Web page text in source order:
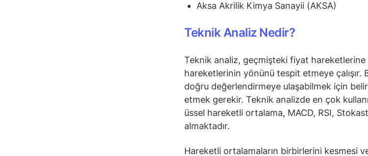
Aksa Akrilik Kimya Sanayii (AKSA)
Teknik Analiz Nedir?
Teknik analiz, geçmişteki fiyat
hareketlerinin yönünü tespit etmeye çalışır.
doğru değerlendirmeye ulaşabilmek için
etmek gerekir. Teknik analizde en çok
üssel hareketli ortalama, MACD, RSI,
almaktadır.
Hareketli ortalamaların birbirlerini kesmesi